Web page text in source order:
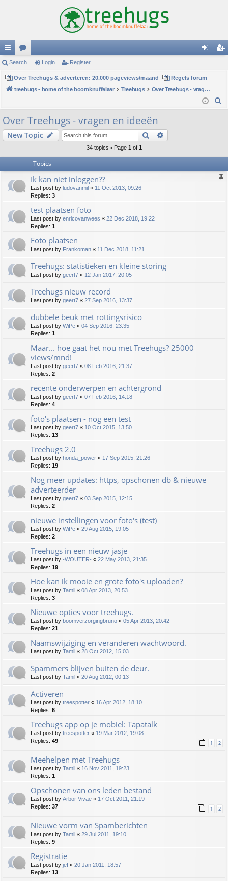
ui
ck
lin
ks
or
u
m
s
in
Search Login Register
Over Treehugs & adverteren: 20.000 pageviews/maand
Regels forum
treehugs - home of the boomknuffelaar
Treehugs
Over Treehugs - vragen en ideeën
h
Over Treehugs - vragen en ideeën
New Topic Search
34 topics • Page 1 of 1
Topics
Ik kan niet inloggen??
Last post by ludovanmil « 11 Oct 2013, 09:26
Replies: 3
test plaatsen foto
Last post by enricovanwees « 22 Dec 2018, 19:22
Replies: 1
Foto plaatsen
Last post by Frankoman « 11 Dec 2018, 11:21
Treehugs: statistieken en kleine storing
Last post by geert7 « 12 Jan 2017, 20:05
Treehugs nieuw record
Last post by geert7 « 27 Sep 2016, 13:37
dubbele beuk met rottingsrisico
Last post by WiPe « 04 Sep 2016, 23:35
Replies: 1
Maar... hoe gaat het nou met Treehugs? 25000
views/mnd!
Last post by geert7 « 08 Feb 2016, 21:37
Replies: 2
recente onderwerpen en achtergrond
Last post by geert7 « 07 Feb 2016, 14:18
Replies: 4
foto's plaatsen - nog een test
Last post by geert7 « 10 Oct 2015, 13:50
Replies: 13
Treehugs 2.0
Last post by honda_power « 17 Sep 2015, 21:26
Replies: 19
Nog meer updates: https, opschonen db & nieuwe
adverteerder
Last post by geert7 « 03 Sep 2015, 12:15
Replies: 2
nieuwe instellingen voor foto's (test)
Last post by WiPe « 29 Aug 2015, 19:05
Replies: 2
Treehugs in een nieuw jasje
Last post by -WOUTER- « 22 May 2013, 21:35
Replies: 19
Hoe kan ik mooie en grote foto's uploaden?
Last post by Tamil « 08 Apr 2013, 20:53
Replies: 3
Nieuwe opties voor treehugs.
Last post by boomverzorgingbruno « 05 Apr 2013, 20:42
Replies: 21
Naamswijziging en veranderen wachtwoord.
Last post by Tamil « 28 Oct 2012, 15:03
Spammers blijven buiten de deur.
Last post by Tamil « 20 Aug 2012, 00:13
Activeren
Last post by treespotter « 16 Apr 2012, 18:10
Replies: 6
Treehugs app op je mobiel: Tapatalk
Last post by treespotter « 19 Mar 2012, 19:08
Replies: 49 1 2
Meehelpen met Treehugs
Last post by Tamil « 16 Nov 2011, 19:23
Replies: 1
Opschonen van ons leden bestand
Last post by Arbor Vivae « 17 Oct 2011, 21:19
Replies: 37 1 2
Nieuwe vorm van Spamberichten
Last post by Tamil « 29 Jul 2011, 19:10
Replies: 9
Registratie
Last post by jef « 20 Jan 2011, 18:57
Replies: 13